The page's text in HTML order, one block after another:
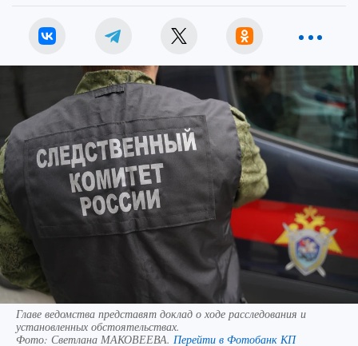
Главе ведомства представят доклад о ходе расследования и
установленных обстоятельствах.
Фото: Светлана МАКОВЕЕВА. Перейти в Фотобанк КП